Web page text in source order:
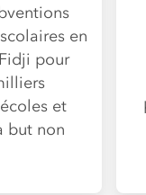
en
pour
et
but non